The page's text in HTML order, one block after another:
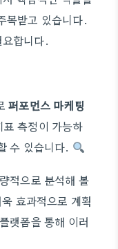
목받고 있습니다.
합니다.
퍼포먼스 마케팅
측정이 가능하
수 있습니다.
적으로 분석해 볼
효과적으로 계획
랫폼을 통해 이러